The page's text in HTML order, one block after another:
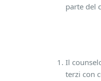
parte del
Il
terzi con